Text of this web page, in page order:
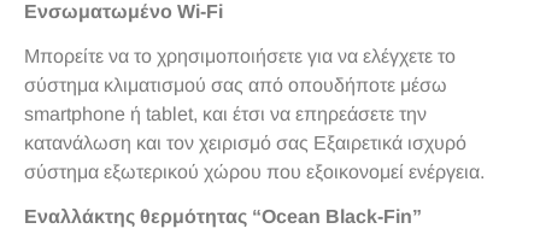
Ενσωματωμένο Wi-Fi
Μπορείτε να το χρησιμοποιήσετε για να ελέγχετε το
σύστημα κλιματισμού σας από οπουδήποτε μέσω
smartphone ή tablet, και έτσι να επηρεάσετε την
κατανάλωση και τον χειρισμό σας Εξαιρετικά ισχυρό
σύστημα εξωτερικού χώρου που εξοικονομεί ενέργεια.
Εναλλάκτης θερμότητας “Ocean Black-Fin”